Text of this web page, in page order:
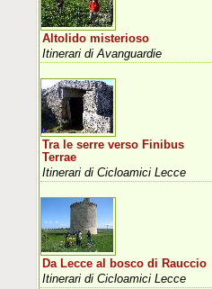
Altolido misterioso
Itinerari di Avanguardie
Tra le serre verso Finibus
Terrae
Itinerari di Cicloamici Lecce
Da Lecce al bosco di Rauccio
Itinerari di Cicloamici Lecce